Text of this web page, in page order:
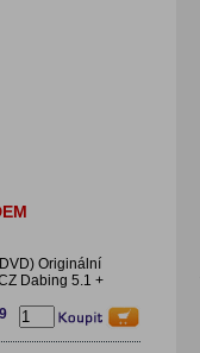
Originální
Dabing 5.1 +